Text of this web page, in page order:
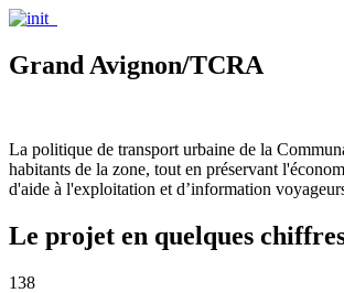
Grand Avignon/TCRA
La politique de transport urbaine de la
habitants de la zone, tout en préservant
d'aide à l'exploitation et d’information
Le projet en quelques
138